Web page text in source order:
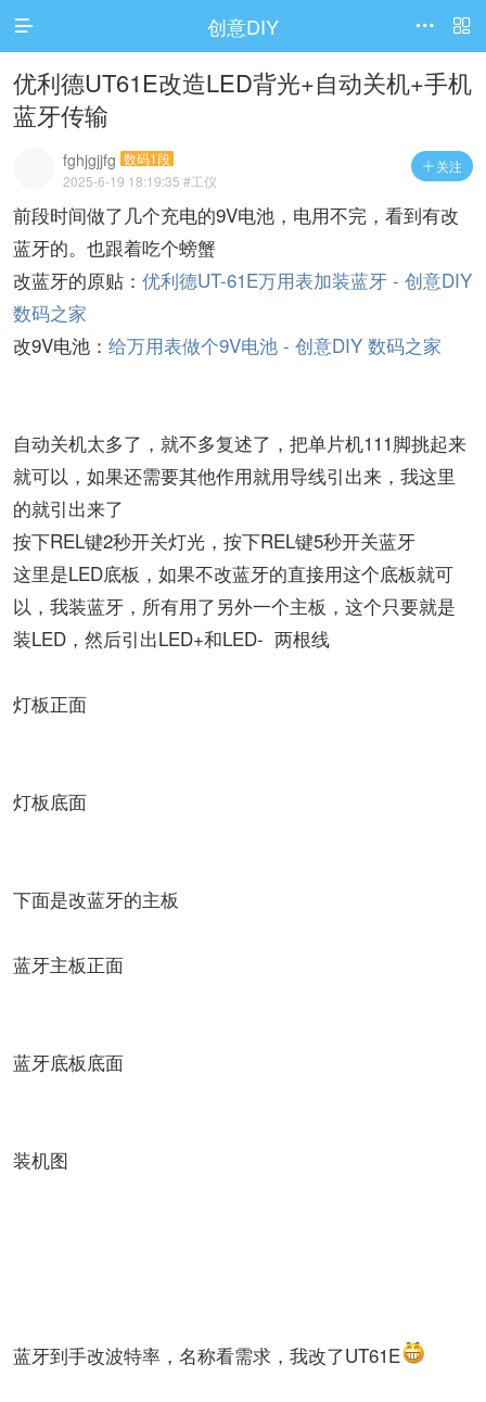
访问电脑版
 创意DIY 

优利德UT61E改造LED背光+自动关机+手机
蓝牙传输
 关注
fghjgjjfg 数码1段
2025-6-19 18:19:35 #工仪
前段时间做了几个充电的9V电池，电用不完，看到有改
蓝牙的。也跟着吃个螃蟹
改蓝牙的原贴： 优利德UT-61E万用表加装蓝牙 - 创意DIY
数码之家
改9V电池： 给万用表做个9V电池 - 创意DIY 数码之家
自动关机太多了，就不多复述了，把单片机111脚挑起来
就可以，如果还需要其他作用就用导线引出来，我这里
的就引出来了
按下REL键2秒开关灯光，按下REL键5秒开关蓝牙
这里是LED底板，如果不改蓝牙的直接用这个底板就可
以，我装蓝牙，所有用了另外一个主板，这个只要就是
装LED，然后引出LED+和LED- 两根线
灯板正面
灯板底面
下面是改蓝牙的主板
蓝牙主板正面
蓝牙底板底面
装机图
蓝牙到手改波特率，名称看需求，我改了UT61E